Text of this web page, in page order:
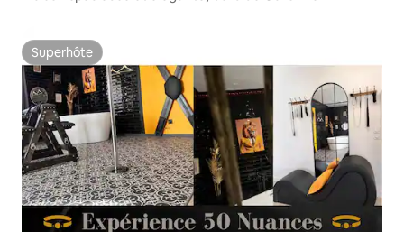
Superhôte
Superhôte